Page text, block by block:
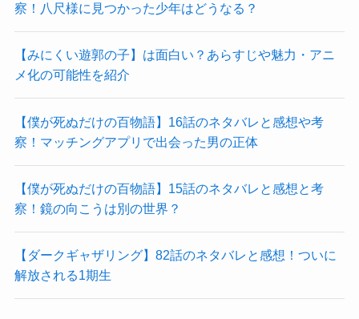
察！八尺様に見つかった少年はどうなる？
【みにくい遊郭の子】は面白い？あらすじや魅力・アニ
メ化の可能性を紹介
【僕が死ぬだけの百物語】16話のネタバレと感想や考
察！マッチングアプリで出会った男の正体
【僕が死ぬだけの百物語】15話のネタバレと感想と考
察！鏡の向こうは別の世界？
【ダークギャザリング】82話のネタバレと感想！ついに
解放される1期生